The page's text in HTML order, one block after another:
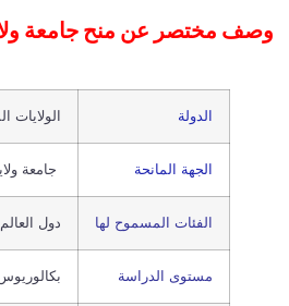
وصف مختصر عن منح
الدولة الولايات
الجهة المانحة جامعة
الفئات المسموح لها دول العالم
مستوى الدراسة